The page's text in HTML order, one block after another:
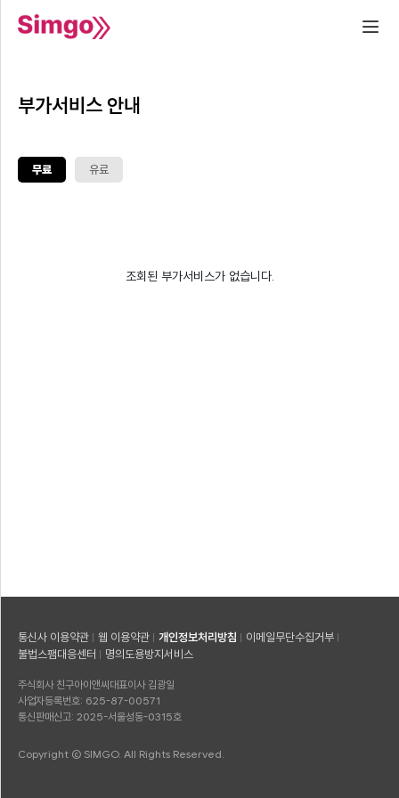
부가서비스 안내
무료 유료
조회된 부가서비스가 없습니다.
통신사 이용약관 웹 이용약관 개인정보처리방침
이메일무단수집거부
불법스팸대응센터
명의도용방지서비스
주식회사 친구아이앤씨 대표이사 김광일
사업자등록번호: 625-87-00571
통신판매신고: 2025-서울성동-0315호
Copyright © SIMGO. All Rights Reserved.